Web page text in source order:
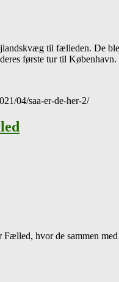
til fælleden. De
første tur til
04/saa-er-de-her-2/
hvor de sammen